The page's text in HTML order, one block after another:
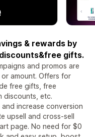
& rewards by
gifts.
and promos are
amount. Offers for
free gifts, free
discounts, etc.
increase conversion
upsell and cross-sell
page. No need for $0